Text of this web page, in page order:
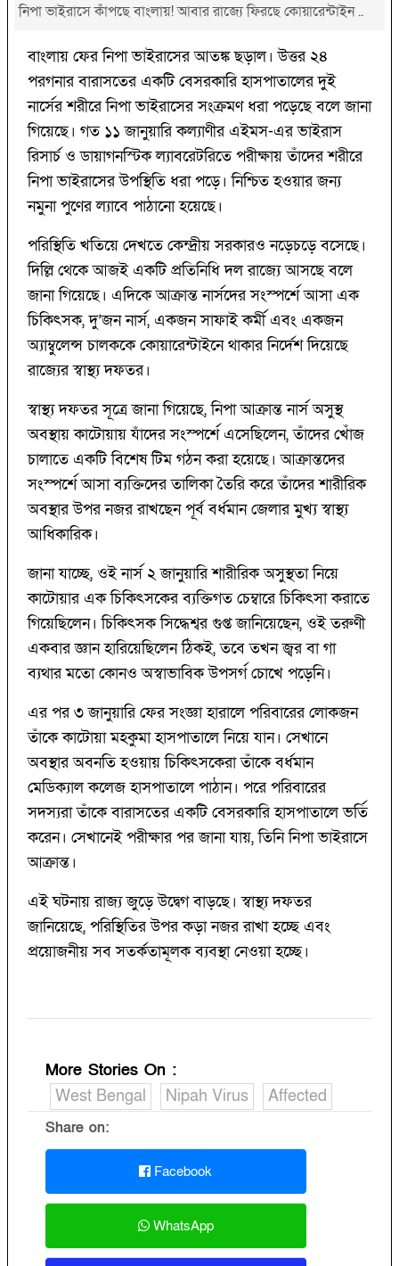
নিপা ভাইরাসে কাঁপছে বাংলায়! আবার রাজ্যে ফিরছে কোয়ারেন্টাইন ..
বাংলায় ফের নিপা ভাইরাসের আতঙ্ক ছড়াল। উত্তর ২৪
পরগনার বারাসতের একটি বেসরকারি হাসপাতালের দুই
নার্সের শরীরে নিপা ভাইরাসের সংক্রমণ ধরা পড়েছে বলে জানা
গিয়েছে। গত ১১ জানুয়ারি কল্যাণীর এইমস-এর ভাইরাস
রিসার্চ ও ডায়াগনস্টিক ল্যাবরেটরিতে পরীক্ষায় তাঁদের শরীরে
নিপা ভাইরাসের উপস্থিতি ধরা পড়ে। নিশ্চিত হওয়ার জন্য
নমুনা পুণের ল্যাবে পাঠানো হয়েছে।
পরিস্থিতি খতিয়ে দেখতে কেন্দ্রীয় সরকারও নড়েচড়ে বসেছে।
দিল্লি থেকে আজই একটি প্রতিনিধি দল রাজ্যে আসছে বলে
জানা গিয়েছে। এদিকে আক্রান্ত নার্সদের সংস্পর্শে আসা এক
চিকিৎসক, দু’জন নার্স, একজন সাফাই কর্মী এবং একজন
অ্যাম্বুলেন্স চালককে কোয়ারেন্টাইনে থাকার নির্দেশ দিয়েছে
রাজ্যের স্বাস্থ্য দফতর।
স্বাস্থ্য দফতর সূত্রে জানা গিয়েছে, নিপা আক্রান্ত নার্স অসুস্থ
অবস্থায় কাটোয়ায় যাঁদের সংস্পর্শে এসেছিলেন, তাঁদের খোঁজ
চালাতে একটি বিশেষ টিম গঠন করা হয়েছে। আক্রান্তদের
সংস্পর্শে আসা ব্যক্তিদের তালিকা তৈরি করে তাঁদের শারীরিক
অবস্থার উপর নজর রাখছেন পূর্ব বর্ধমান জেলার মুখ্য স্বাস্থ্য
আধিকারিক।
জানা যাচ্ছে, ওই নার্স ২ জানুয়ারি শারীরিক অসুস্থতা নিয়ে
কাটোয়ার এক চিকিৎসকের ব্যক্তিগত চেম্বারে চিকিৎসা করাতে
গিয়েছিলেন। চিকিৎসক সিদ্ধেশ্বর গুপ্ত জানিয়েছেন, ওই তরুণী
একবার জ্ঞান হারিয়েছিলেন ঠিকই, তবে তখন জ্বর বা গা
ব্যথার মতো কোনও অস্বাভাবিক উপসর্গ চোখে পড়েনি।
এর পর ৩ জানুয়ারি ফের সংজ্ঞা হারালে পরিবারের লোকজন
তাঁকে কাটোয়া মহকুমা হাসপাতালে নিয়ে যান। সেখানে
অবস্থার অবনতি হওয়ায় চিকিৎসকেরা তাঁকে বর্ধমান
মেডিক্যাল কলেজ হাসপাতালে পাঠান। পরে পরিবারের
সদস্যরা তাঁকে বারাসতের একটি বেসরকারি হাসপাতালে ভর্তি
করেন। সেখানেই পরীক্ষার পর জানা যায়, তিনি নিপা ভাইরাসে
আক্রান্ত।
এই ঘটনায় রাজ্য জুড়ে উদ্বেগ বাড়ছে। স্বাস্থ্য দফতর
জানিয়েছে, পরিস্থিতির উপর কড়া নজর রাখা হচ্ছে এবং
প্রয়োজনীয় সব সতর্কতামূলক ব্যবস্থা নেওয়া হচ্ছে।
More Stories On :
West Bengal
Nipah Virus Affected
Share on:
Facebook
WhatsApp